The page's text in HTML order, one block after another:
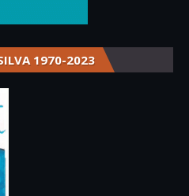
1970-2023